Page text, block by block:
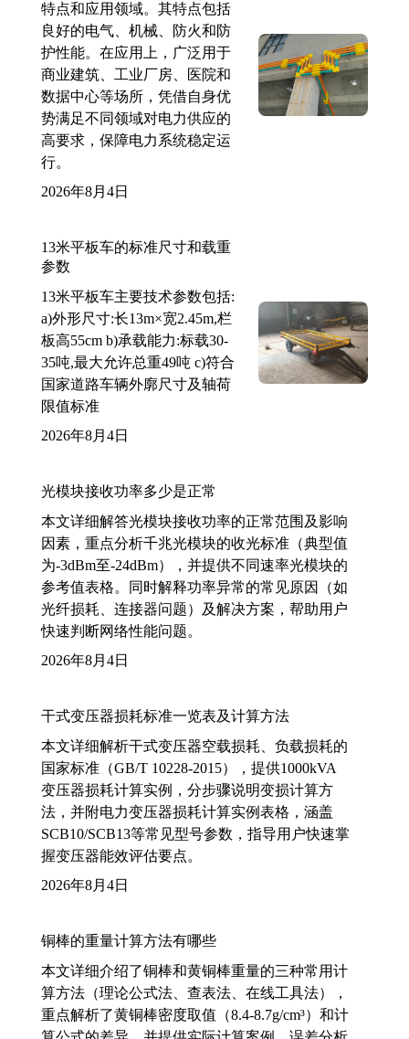
特点和应用领域。其特点包括
良好的电气、机械、防火和防
护性能。在应用上，广泛用于
商业建筑、工业厂房、医院和
数据中心等场所，凭借自身优
势满足不同领域对电力供应的
高要求，保障电力系统稳定运
行。
2026年8月4日
13米平板车的标准尺寸和载重
参数
13米平板车主要技术参数包括:
a)外形尺寸:长13m×宽2.45m,栏
板高55cm b)承载能力:标载30-
35吨,最大允许总重49吨 c)符合
国家道路车辆外廓尺寸及轴荷
限值标准
2026年8月4日
光模块接收功率多少是正常
本文详细解答光模块接收功率的正常范围及影响
因素，重点分析千兆光模块的收光标准（典型值
为-3dBm至-24dBm），并提供不同速率光模块的
参考值表格。同时解释功率异常的常见原因（如
光纤损耗、连接器问题）及解决方案，帮助用户
快速判断网络性能问题。
2026年8月4日
干式变压器损耗标准一览表及计算方法
本文详细解析干式变压器空载损耗、负载损耗的
国家标准（GB/T 10228-2015），提供1000kVA
变压器损耗计算实例，分步骤说明变损计算方
法，并附电力变压器损耗计算实例表格，涵盖
SCB10/SCB13等常见型号参数，指导用户快速掌
握变压器能效评估要点。
2026年8月4日
铜棒的重量计算方法有哪些
本文详细介绍了铜棒和黄铜棒重量的三种常用计
算方法（理论公式法、查表法、在线工具法），
重点解析了黄铜棒密度取值（8.4-8.7g/cm³）和计